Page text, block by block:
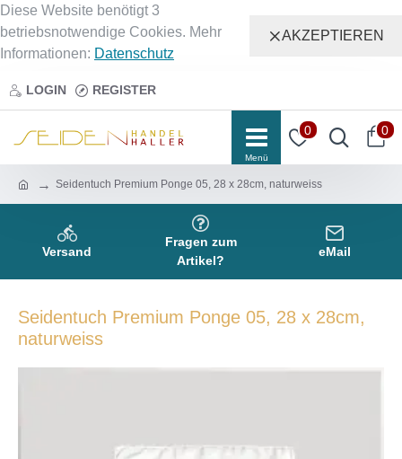
Diese Website benötigt 3
betriebsnotwendige Cookies. Mehr
Informationen: Datenschutz
AKZEPTIEREN
LOGIN REGISTER
0 0
Seidentuch Premium Ponge 05, 28 x 28cm, naturweiss
Versand
Fragen zum
Artikel?
eMail
Seidentuch Premium Ponge 05, 28 x 28cm,
naturweiss